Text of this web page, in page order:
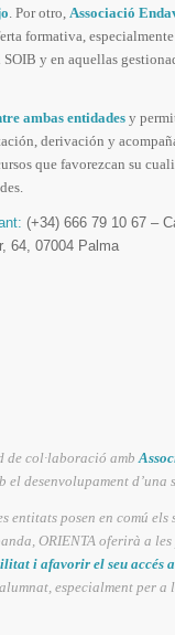
. Por otro, Associació
formativa,
y en aquellas
ambas entidades y
derivación y
que favorezcan su
(+34) 666 79 10 67 –
64, 07004 Palma
de col·laboració amb
el desenvolupament
entitats posen en comú
ORIENTA oferirà a
i afavorir el seu accés
especialment per a